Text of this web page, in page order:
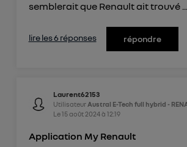
semblerait que Renault ait trouvé ...
lire les 6 réponses répondre
Laurent62153
Utilisateur Austral E-Tech full hybrid -
Le15 août 2024à 12:19
Application My Renault